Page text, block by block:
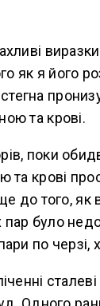
як я його
та крові.
поки
та крові
до того, як
було
по черзі,